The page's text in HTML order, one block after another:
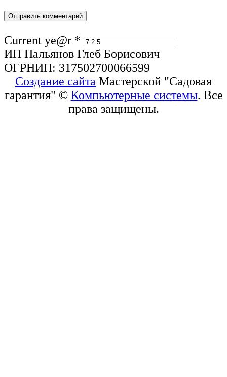
Current ye@r *
ИП Пальянов Глеб Борисович
ОГРНИП: 317502700066599
Создание сайта Мастерской "Садовая
гарантия" © Компьютерные системы. Все
права защищены.